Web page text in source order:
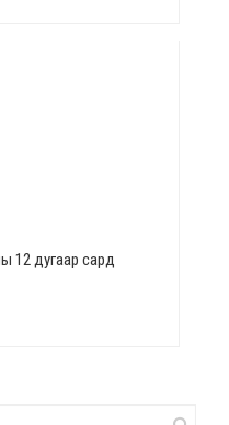
12 дугаар сард